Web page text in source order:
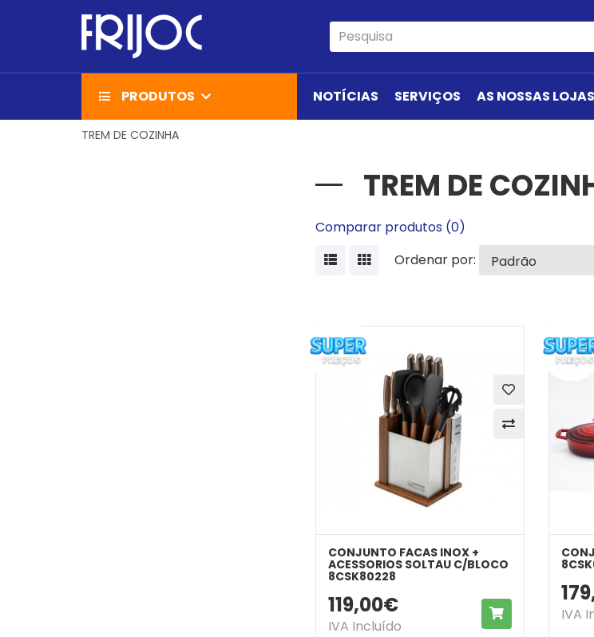
PRODUTOS NOTÍCIAS SERVIÇOS AS NOSSAS LOJAS
TREM DE COZINHA
TREM DE
Comparar produtos (0)
Ordenar por:
CONJUNTO FACAS INOX +
ACESSORIOS SOLTAU C/BLOCO
8CSK80228
119,00€
IVA Incluído
COMPRARIVA